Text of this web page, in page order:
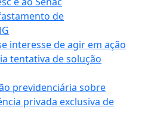
de
interesse de agir em ação
tentativa de solução
previdenciária sobre
privada exclusiva de